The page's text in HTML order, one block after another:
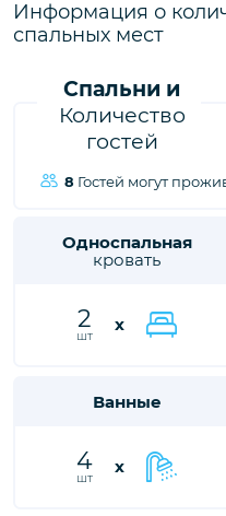
городе Калкан, ждет вас,
близким незабываемые
Информация о
спальных мест
Спальни и
Количество
гостей
8 Гостей могут
Односпальная
кровать
2
шт
x
Ванные
4
шт
x